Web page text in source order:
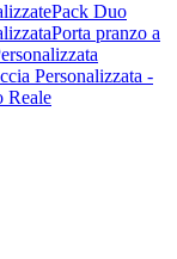
Pack Duo
Porta pranzo a
Personalizzata -
Reale